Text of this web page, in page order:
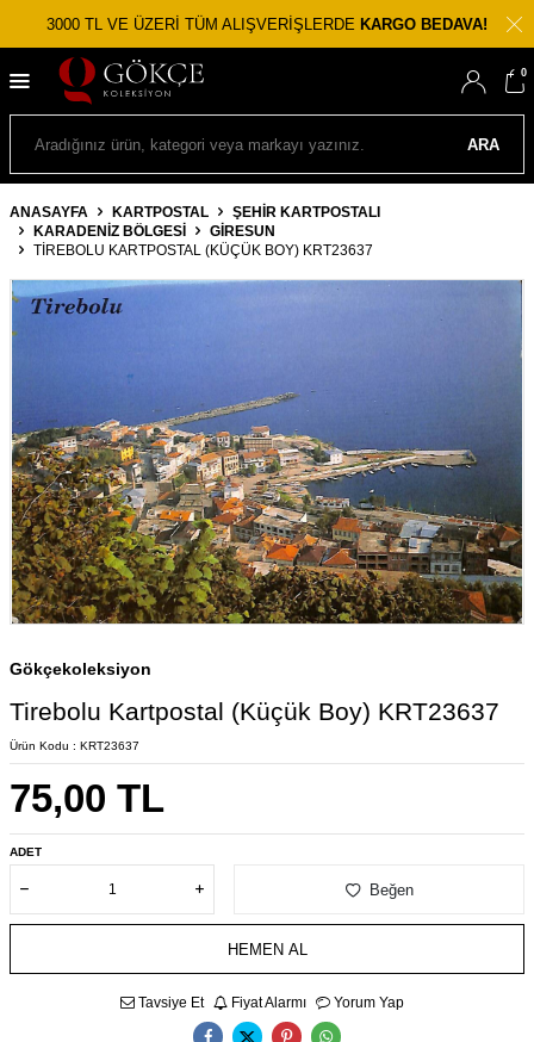
3000 TL VE ÜZERİ TÜM ALIŞVERİŞLERDE KARGO BEDAVA!
ARA
0
ANASAYFA KARTPOSTAL
ŞEHIR KARTPOSTALI
KARADENIZ BÖLGESI
GIRESUN
TIREBOLU KARTPOSTAL (KÜÇÜK BOY) KRT23637
Gökçekoleksiyon
Tirebolu Kartpostal (Küçük Boy) KRT23637
Ürün Kodu : KRT23637
75,00 TL
ADET
Beğen
HEMEN AL
Tavsiye Et Fiyat Alarmı Yorum Yap